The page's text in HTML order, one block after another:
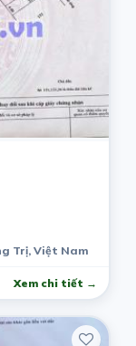
Trị, Việt Nam
Xem chi tiết →